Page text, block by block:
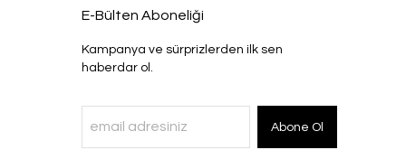
E-Bülten Aboneliği
Kampanya ve sürprizlerden ilk sen
haberdar ol.
Abone Ol